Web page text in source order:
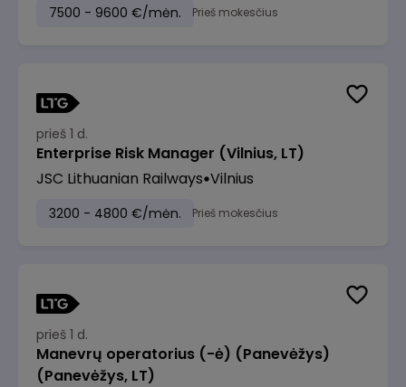
7500 - 9600 €/mėn. Prieš mokesčius
prieš 1 d.
Enterprise Risk Manager (Vilnius, LT)
JSC Lithuanian Railways Vilnius
3200 - 4800 €/mėn. Prieš mokesčius
prieš 1 d.
Manevrų operatorius (-ė) (Panevėžys)
(Panevėžys, LT)